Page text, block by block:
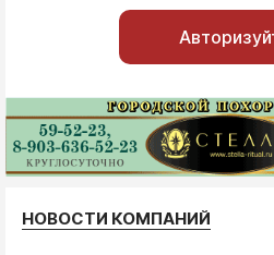
НОВОСТИ КОМПАНИЙ